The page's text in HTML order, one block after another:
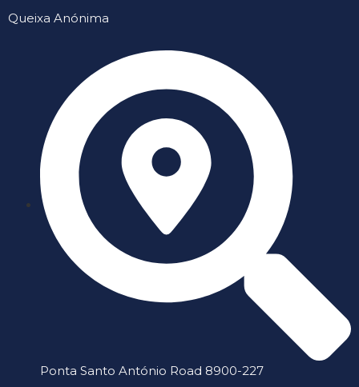
Queixa Anónima
Ponta Santo António Road 8900-227